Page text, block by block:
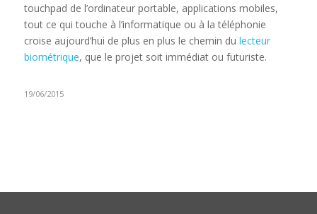
touchpad de l’ordinateur portable, applications mobiles,
tout ce qui touche à l’informatique ou à la téléphonie
croise aujourd’hui de plus en plus le chemin du lecteur
biométrique, que le projet soit immédiat ou futuriste.
19/06/2015